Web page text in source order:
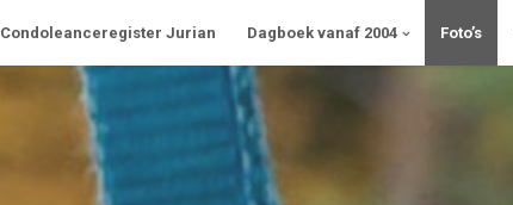
Condoleanceregister Jurian Dagboek vanaf 2004 Foto’s